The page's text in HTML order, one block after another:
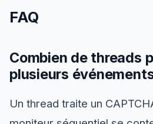
FAQ
Combien de threads
plusieurs
Un thread traite un